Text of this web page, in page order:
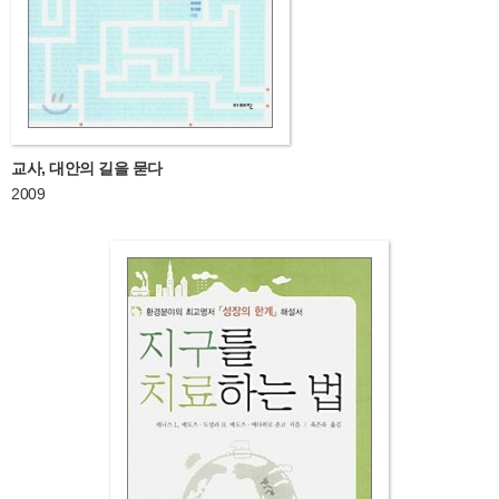
교사, 대안의 길을 묻다
2009